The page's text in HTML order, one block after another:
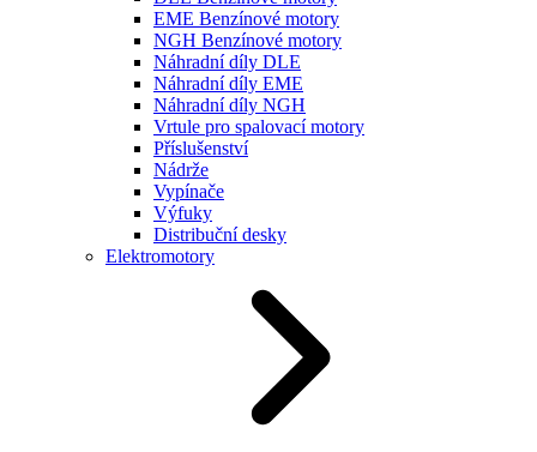
EME Benzínové motory
NGH Benzínové motory
Náhradní díly DLE
Náhradní díly EME
Náhradní díly NGH
Vrtule pro spalovací motory
Příslušenství
Nádrže
Vypínače
Výfuky
Distribuční desky
Elektromotory